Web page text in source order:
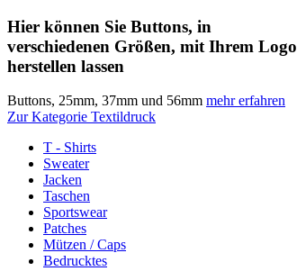
Hier können Sie Buttons, in
verschiedenen Größen, mit Ihrem Logo
herstellen lassen
Buttons, 25mm, 37mm und 56mm mehr erfahren
Zur Kategorie Textildruck
T - Shirts
Sweater
Jacken
Taschen
Sportswear
Patches
Mützen / Caps
Bedrucktes